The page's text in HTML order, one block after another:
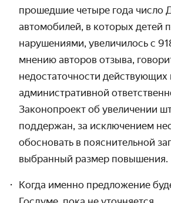
прошедшие четыре года число
автомобилей, в которых детей
нарушениями, увеличилось с
мнению авторов отзыва,
недостаточности действующих
административной
Законопроект об увеличении
поддержан, за исключением
обосновать в пояснительной
выбранный размер повышения.
Когда именно предложение